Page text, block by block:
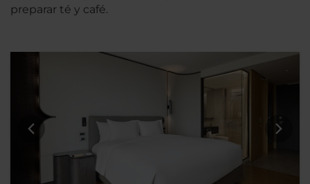
preparar té y café.